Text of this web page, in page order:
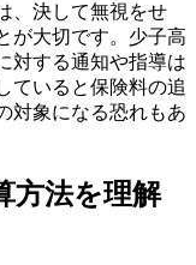
、決して無視をせ
が大切です。少子高
対する通知や指導は
ていると保険料の追
対象になる恐れもあ
方法を理解